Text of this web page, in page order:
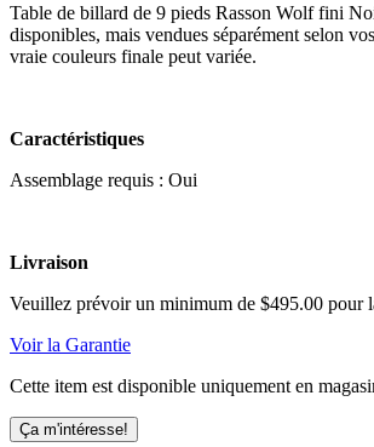
Table de billard de 9 pieds Rasson Wolf fini
disponibles, mais vendues séparément selon
vraie couleurs finale peut variée.
Caractéristiques
Assemblage requis : Oui
Livraison
Veuillez prévoir un minimum de $495.00 pour
Voir la Garantie
Cette item est disponible uniquement en
Ça m'intéresse!